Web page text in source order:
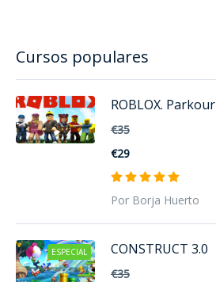
Cursos populares
ROBLOX. Parkour
€35
€29
Por Borja Huerto
ESPECIAL CONSTRUCT 3.0
€35